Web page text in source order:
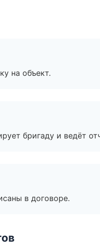
на объект.
бригаду и ведёт
в договоре.